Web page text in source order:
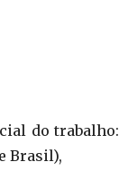
do trabalho:
Brasil),